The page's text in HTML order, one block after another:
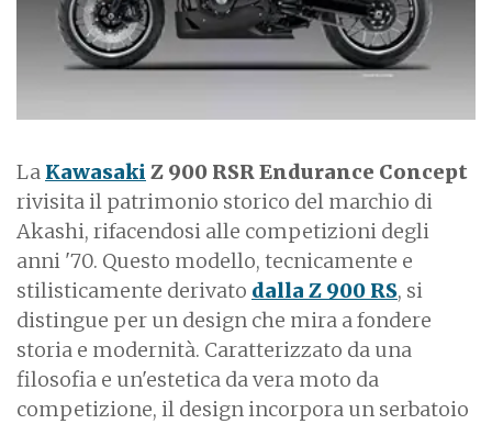
La Kawasaki Z 900 RSR Endurance Concept
rivisita il patrimonio storico del marchio di
Akashi, rifacendosi alle competizioni degli
anni '70. Questo modello, tecnicamente e
stilisticamente derivato dalla Z 900 RS, si
distingue per un design che mira a fondere
storia e modernità. Caratterizzato da una
filosofia e un'estetica da vera moto da
competizione, il design incorpora un serbatoio